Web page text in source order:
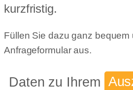
kurzfristig.
Füllen Sie dazu ganz bequem
Anfrageformular aus.
Daten zu Ihrem